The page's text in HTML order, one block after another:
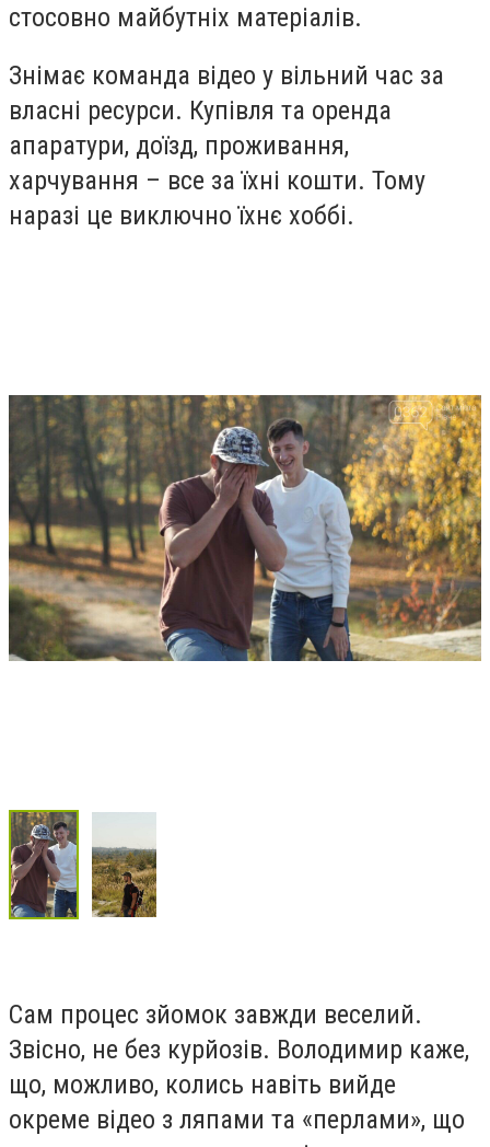
стосовно майбутніх матеріалів.
Знімає команда відео у вільний час за
власні ресурси. Купівля та оренда
апаратури, доїзд, проживання,
харчування – все за їхні кошти. Тому
наразі це виключно їхнє хоббі.
Сам процес зйомок завжди веселий.
Звісно, не без курйозів. Володимир каже,
що, можливо, колись навіть вийде
окреме відео з ляпами та «перлами», що